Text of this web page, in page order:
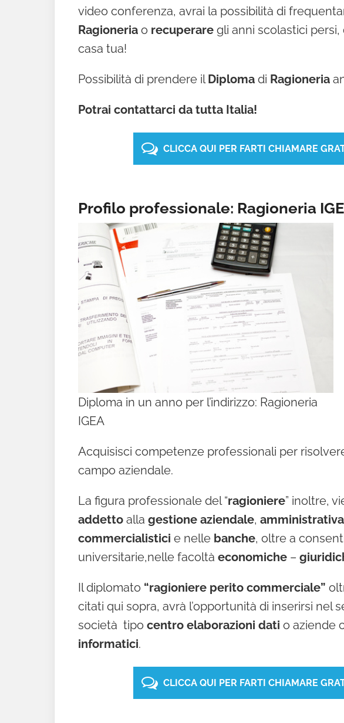
video conferenza, avrai la possibilità di
Ragioneria o recuperare gli anni scolastici
casa tua!
Possibilità di prendere ilDiploma di Ragioneria
Potrai contattarci da tutta Italia!
CLICCA QUI PER FARTI CHIAMARE
Profilo professionale: Ragioneria
Diploma in un anno per l’indirizzo: Ragioneria
IGEA
Acquisisci competenze professionali per
campo aziendale.
La figura professionale del “ragioniere” inoltre,
addetto alla gestione aziendale, amministrativa
commercialistici e nelle banche, oltre a
universitarie,nelle facoltà economiche –
Il diplomato “ragioniere perito commerciale”
citati qui sopra, avrà l’opportunità di inserirsi nel
società tipo centro elaborazioni dati o aziende
informatici.
CLICCA QUI PER FARTI CHIAMARE